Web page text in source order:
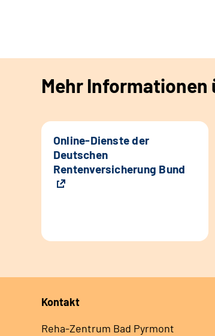
Mehr Informationen
Online-Dienste der
Deutschen
Rentenversicherung Bund
Kontakt
Reha-Zentrum Bad Pyrmont